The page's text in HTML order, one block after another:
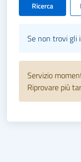
Ricerca
Se non trovi gli
Servizio
Riprovare più